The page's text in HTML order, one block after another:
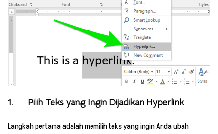
1. Pilih Teks yang Ingin Dijadikan Hyperlink
Langkah pertama adalah memilih teks yang ingin Anda ubah